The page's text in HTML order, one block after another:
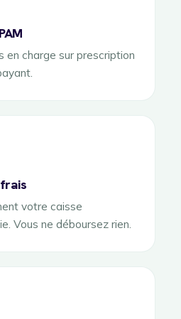
en charge sur prescription
votre caisse
Vous ne déboursez rien.